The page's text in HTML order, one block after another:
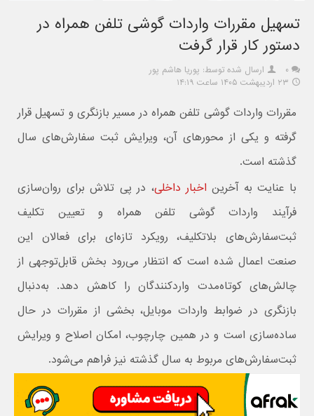
تسهیل مقررات واردات گوشی تلفن همراه در
دستور کار قرار گرفت
۰
ارسال شده توسط: پوریا هاشم پور
۲۳ اردیبهشت ۱۴۰۵ ساعت ۱۴:۱۹
مقررات واردات گوشی تلفن همراه در مسیر بازنگری و تسهیل قرار
گرفته و یکی از محورهای آن، ویرایش ثبت سفارش‌های سال
گذشته است.
با عنایت به آخرین اخبار داخلی، در پی تلاش برای روان‌سازی
فرآیند واردات گوشی تلفن همراه و تعیین تکلیف
ثبت‌سفارش‌های بلاتکلیف، رویکرد تازه‌ای برای فعالان این
صنعت اعمال شده است که انتظار می‌رود بخش قابل‌توجهی از
چالش‌های کوتاه‌مدت واردکنندگان را کاهش دهد. به‌دنبال
بازنگری در ضوابط واردات موبایل، بخشی از مقررات در حال
ساده‌سازی است و در همین چارچوب، امکان اصلاح و ویرایش
ثبت‌سفارش‌های مربوط به سال گذشته نیز فراهم می‌شود.